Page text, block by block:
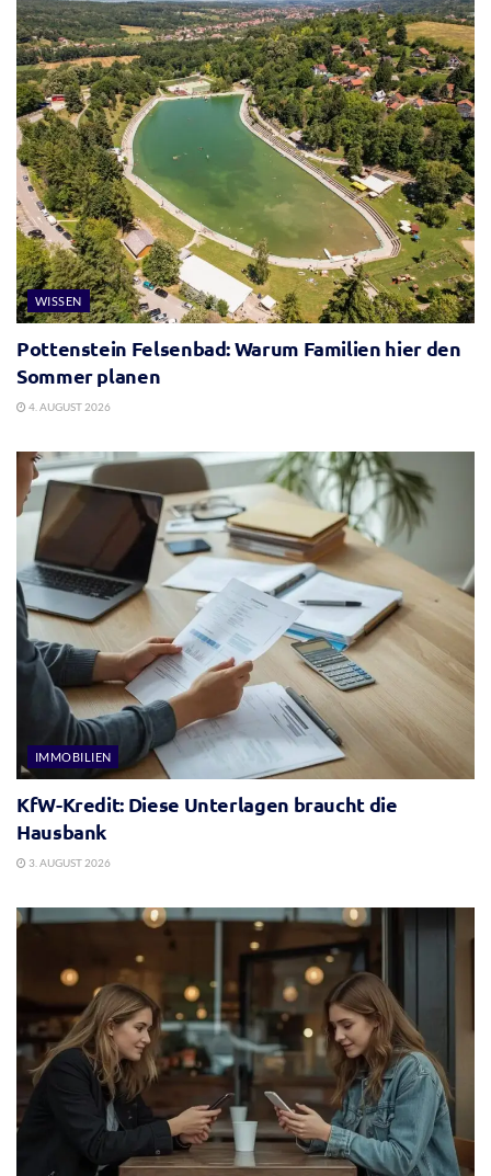
WISSEN
Pottenstein Felsenbad: Warum Familien hier den
Sommer planen
4. AUGUST 2026
IMMOBILIEN
KfW-Kredit: Diese Unterlagen braucht die
Hausbank
3. AUGUST 2026